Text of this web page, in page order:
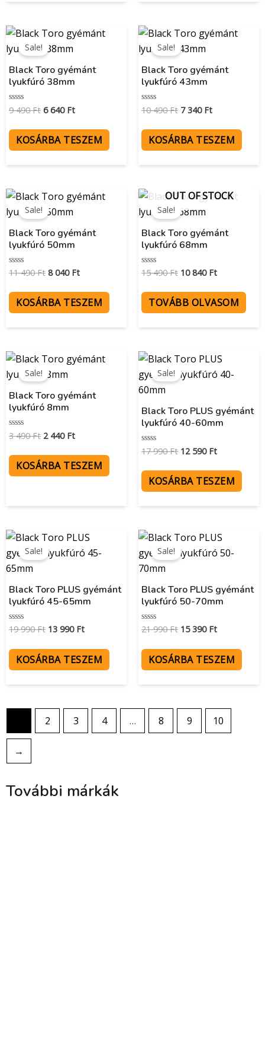
Sale!
Black Toro gyémánt
lyukfúró 38mm
Értékelés:
0
5
9 490Ft
Original
was:
490 Ft.
6 640 Ft
Current
price
640 Ft.
KOSÁRBA TESZEM
Sale!
Black Toro gyémánt
lyukfúró 43mm
Értékelés:
0
5
10 490Ft
Original
was:
490 Ft.
7 340 Ft
Current
340 Ft.
KOSÁRBA TESZEM
Sale!
Black Toro gyémánt
lyukfúró 50mm
Értékelés:
5
11 490Ft
Original
price
was:
490 Ft.
8 040 Ft
Current
price
040 Ft.
KOSÁRBA TESZEM
OUT OF STOCK
Sale!
Black Toro gyémánt
lyukfúró 68mm
Értékelés:
5
15 490Ft
Original
price
was:
490 Ft.
10 840 Ft
Current
price
840 Ft.
TOVÁBB OLVASOM
Sale!
Black Toro gyémánt
lyukfúró 8mm
Értékelés:
5
3 490Ft
Original
was:
490 Ft.
2 440 Ft
Current
price
440 Ft.
KOSÁRBA TESZEM
Sale!
Black Toro PLUS gyémánt
lyukfúró 40-60mm
Értékelés:
5
17 990Ft
Original
was:
12 590 Ft
Current
is:
KOSÁRBA TESZEM
Sale!
Black Toro PLUS gyémánt
lyukfúró 45-65mm
Értékelés:
5
19 990Ft
Original
price
was:
13 990 Ft
Current
price
is:
KOSÁRBA TESZEM
Sale!
Black Toro PLUS gyémánt
lyukfúró 50-70mm
Értékelés:
5
21 990Ft
Original
price
was:
15 390 Ft
Current
price
is:
KOSÁRBA TESZEM
2 3 4 … 8 9 10
→
További márkák